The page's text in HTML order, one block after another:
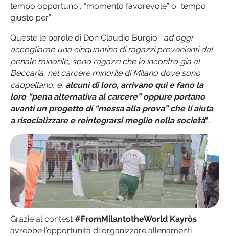
tempo opportuno”, “momento favorevole” o “tempo
giusto per”.
Queste le parole di Don Claudio Burgio: “ad oggi
accogliamo una cinquantina di ragazzi provenienti dal
penale minorile, sono ragazzi che io incontro già al
Beccaria, nel carcere minorile di Milano dove sono
cappellano, e, alcuni di loro, arrivano qui e fano la
loro “pena alternativa al carcere” oppure portano
avanti un progetto di “messa alla prova” che li aiuta
a risocializzare e reintegrarsi meglio nella società“.
Grazie al contest #FromMilantotheWorld Kayròs
avrebbe l’opportunità di organizzare allenamenti